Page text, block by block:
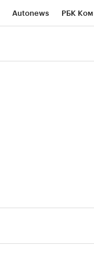
Autonews РБК